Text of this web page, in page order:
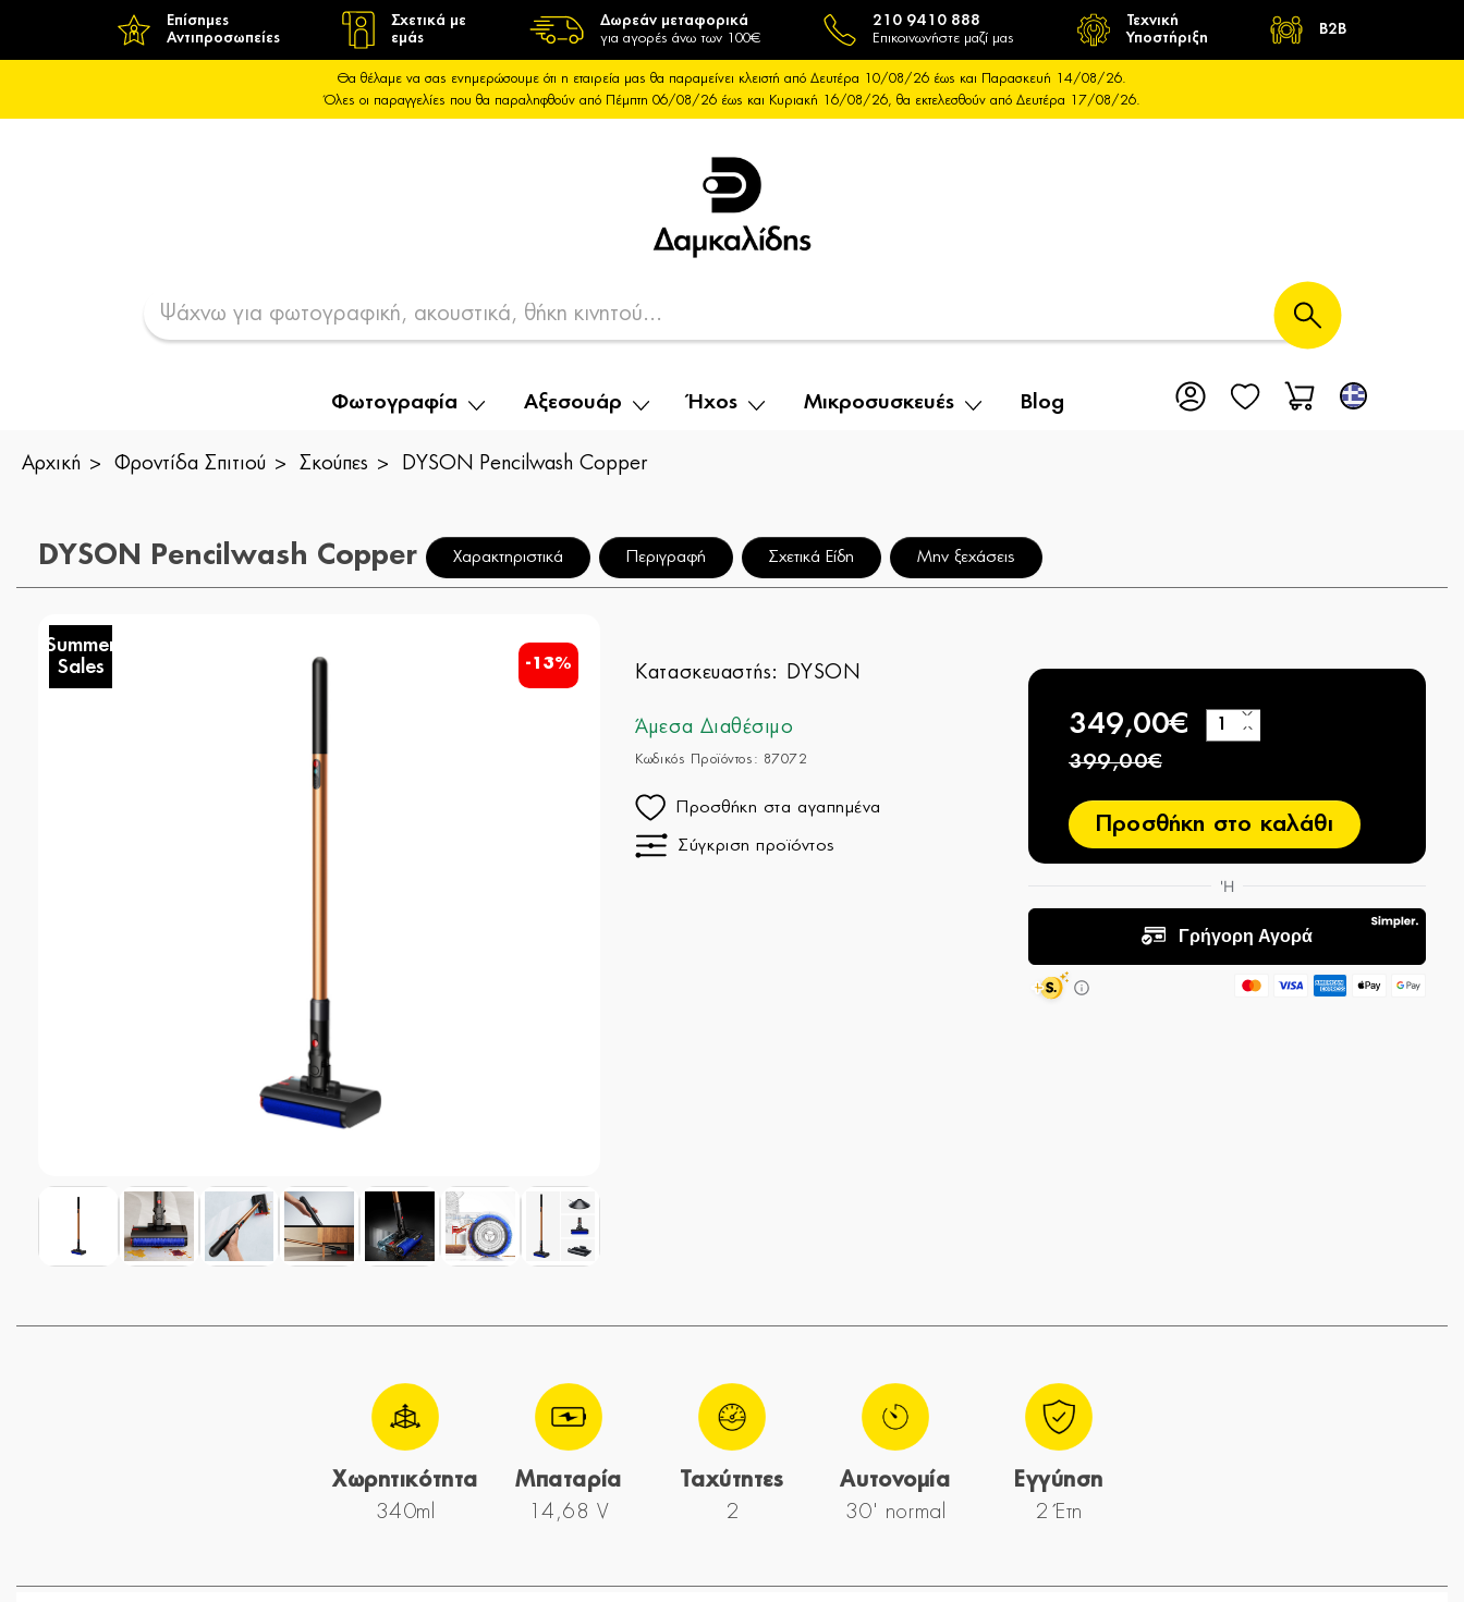
Επίσημες
Αντιπροσωπείες
Σχετικά με
εμάς
Δωρεάν μεταφορικά
για αγορές άνω των 100€
210 9410 888
Επικοινωνήστε μαζί μας
Τεχνική
Υποστήριξη
B2B
Θα θέλαμε να σας ενημερώσουμε ότι η εταιρεία μας θα παραμείνει κλειστή από Δευτέρα 10/08/26 έως και Παρασκευή 14/08/26.
Όλες οι παραγγελίες που θα παραληφθούν από Πέμπτη 06/08/26 έως και Κυριακή 16/08/26, θα εκτελεσθούν από Δευτέρα 17/08/26.
Φωτογραφία Αξεσουάρ Ήχος Μικροσυσκευές Blog
Αρχική Φροντίδα Σπιτιού Σκούπες DYSON Pencilwash Copper
DYSON Pencilwash Copper Χαρακτηριστικά Περιγραφή Σχετικά Είδη Μην ξεχάσεις
Summer
Sales
-13% Κατασκευαστής: DYSON
Άμεσα Διαθέσιμο
Κωδικός Προϊόντος: 87072
Προσθήκη στα αγαπημένα
Σύγκριση προϊόντος
349,00€
399,00€
−
+
Προσθήκη στο καλάθι
Χωρητικότητα
340ml
Μπαταρία
14,68 V
Ταχύτητες
2
Αυτονομία
30' normal
Εγγύηση
2 Έτη